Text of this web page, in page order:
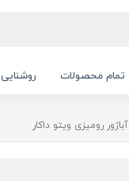
تمام محصولات روشنایی
آباژور رومیزی ویتو داکار